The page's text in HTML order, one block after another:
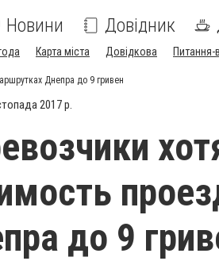
Новини Довідник
Карта міста Довідкова Питання-
Днепра до 9 гривен
2017 р.
до 9